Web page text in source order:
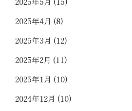
2025年4月 (8)
2025年3月 (12)
2025年2月 (11)
2025年1月 (10)
2024年12月 (10)